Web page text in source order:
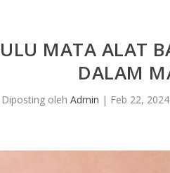
MATA ALAT
DALAM
Diposting oleh Admin | Feb 22, 2024